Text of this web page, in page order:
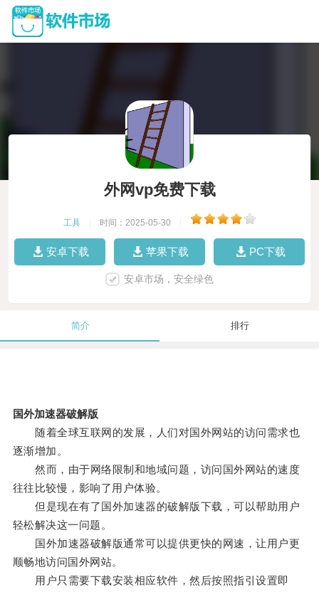
外网vp免费下载
工具 时间：2025-05-30
安卓下载 苹果下载 PC下载
安卓市场，安全绿色
简介 排行
国外加速器破解版
随着全球互联网的发展，人们对国外网站的访问需求也
逐渐增加。
然而，由于网络限制和地域问题，访问国外网站的速度
往往比较慢，影响了用户体验。
但是现在有了国外加速器的破解版下载，可以帮助用户
轻松解决这一问题。
国外加速器破解版通常可以提供更快的网速，让用户更
顺畅地访问国外网站。
用户只需要下载安装相应软件，然后按照指引设置即